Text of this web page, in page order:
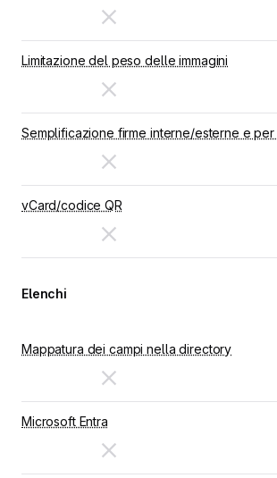
Limitazione del peso delle immagini
Semplificazione firme interne/esterne e
vCard/codice QR
Elenchi
Mappatura dei campi nella directory
Microsoft Entra